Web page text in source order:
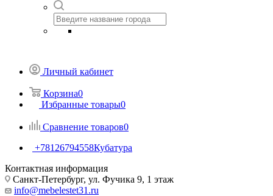
Личный кабинет
Корзина0
Избранные товары0
Сравнение товаров0
+78126794558Кубатура
Контактная информация
Санкт-Петербург, ул. Фучика 9, 1 этаж
info@mebelestet31.ru